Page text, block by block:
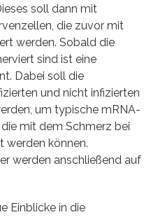
soll dann mit
die zuvor mit
werden. Sobald die
sind ist eine
Dabei soll die
und nicht infizierten
um typische mRNA-
mit dem Schmerz bei
werden können.
werden anschließend auf
Einblicke in die